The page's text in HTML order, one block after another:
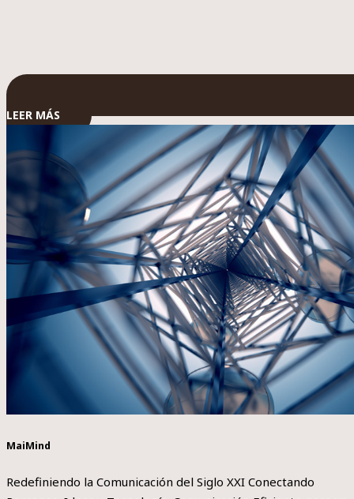
LEER MÁS
MaiMind
Redefiniendo la Comunicación del Siglo XXI Conectando